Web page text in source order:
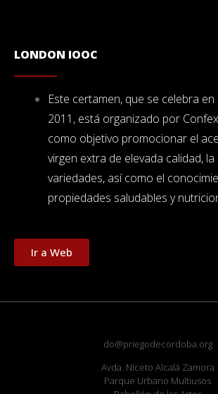
LONDON IOOC
Este certamen, que se celebra
2011, está organizado por
como objetivo promocionar el
virgen extra de elevada calidad,
variedades, así como el
propiedades saludables y
Ir a Web
do@priegodecordoba.org
Avda. Niceto Alcalá Zamora
Parque Urbano Multiusos